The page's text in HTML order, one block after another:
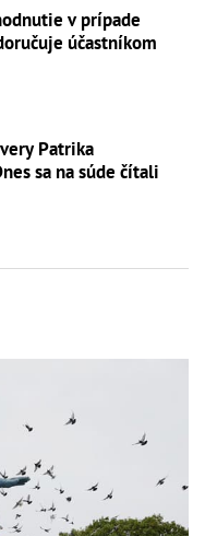
v prípade
účastníkom
Patrika
sa na súde čítali